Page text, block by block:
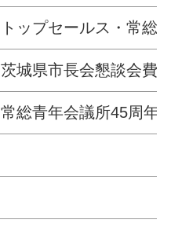
トップセールス・常総
茨城県市長会懇談会費
常総青年会議所45周年